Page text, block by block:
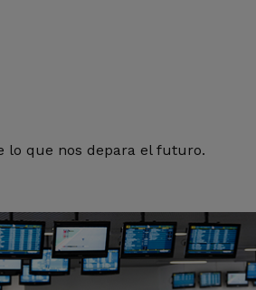
lo que nos depara el futuro.